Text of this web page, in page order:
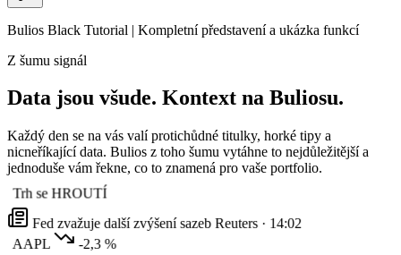
Bulios Black Tutorial | Kompletní představení a ukázka funkcí
Z šumu signál
Data jsou všude. Kontext na Buliosu.
Každý den se na vás valí protichůdné titulky, horké tipy a
nicneříkající data. Bulios z toho šumu vytáhne to nejdůležitější a
jednoduše vám řekne, co to znamená pro vaše portfolio.
Trh se HROUTÍ
Fed zvažuje další zvýšení sazeb Reuters · 14:02
AAPL
-2,3 %